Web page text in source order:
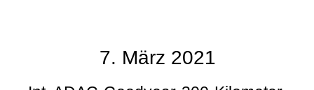
7. März 2021